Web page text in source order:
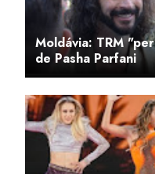
Moldávia: TRM
de Pasha Parfani